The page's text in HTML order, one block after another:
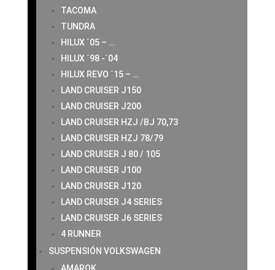
TACOMA
TUNDRA
HILUX ´05 – …
HILUX ´98 -´04
HILUX REVO ´15 – …
LAND CRUISER J150
LAND CRUISER J200
LAND CRUISER HZJ /BJ 70,73
LAND CRUISER HZJ 78/79
LAND CRUISER J 80 / 105
LAND CRUISER J100
LAND CRUISER J120
LAND CRUISER J4 SERIES
LAND CRUISER J6 SERIES
4 RUNNER
SUSPENSIÓN VOLKSWAGEN